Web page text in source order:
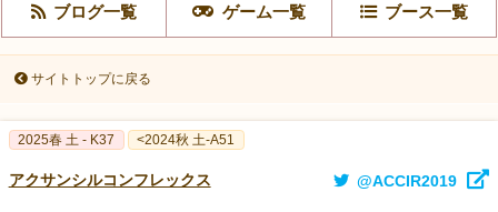
ブログ一覧 ゲーム一覧 ブース一覧
サイトトップに戻る
2025春 土 - K37 <2024秋 土-A51
アクサンシルコンフレックス @ACCIR2019